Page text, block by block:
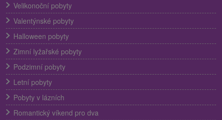
Velikonoční pobyty
Valentýnské pobyty
Halloween pobyty
Zimní lyžařské pobyty
Podzimní pobyty
Letní pobyty
Pobyty v lázních
Romantický víkend pro dva